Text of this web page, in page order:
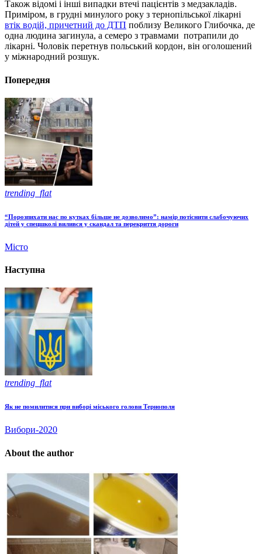
Також відомі і інші випадки втечі пацієнтів з медзакладів.
Приміром, в грудні минулого року з тернопільської лікарні
втік водій, причетний до ДТП поблизу Великого Глибочка, де
одна людина загинула, а семеро з травмами потрапили до
лікарні. Чоловік перетнув польський кордон, він оголошений
у міжнародний розшук.
Попередня
trending_flat
“Порозпихати нас по кутках більше не дозволимо”: намір потіснити слабочуючих
дітей у спецшколі вилився у скандал та перекриття дороги
Місто
Наступна
trending_flat
Як не помилитися при виборі міського голови Тернополя
Вибори-2020
About the author